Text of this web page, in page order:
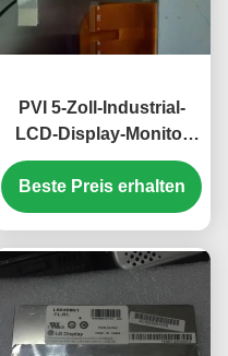
PVI 5-Zoll-Industrial-
LCD-Display-Monitor
mit 480*480 Pixeln und
450cd/m2 Helligkeit
PD050OX1
Beste Preis erhalten